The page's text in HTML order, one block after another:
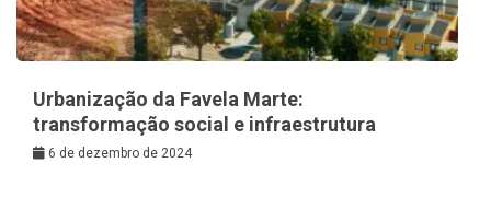
Urbanização da Favela Marte:
transformação social e infraestrutura
6 de dezembro de 2024